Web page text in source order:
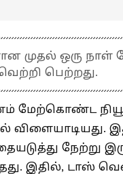
முதல் ஒரு நாள்
பெற்றது.
மேற்கொண்ட
நேற்று
இதில், டாஸ்